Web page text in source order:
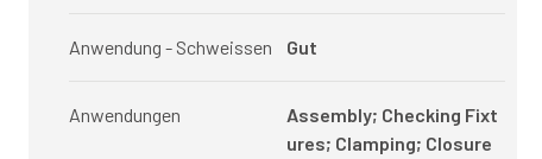
Anwendung - Schweissen Gut
Anwendungen
Assembly; Checking Fixt
ures; Clamping; Closure